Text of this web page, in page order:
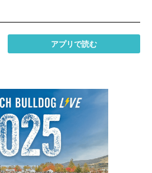
アプリで読む